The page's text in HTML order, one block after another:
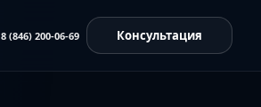
8 (846) 200-06-69 Консультация